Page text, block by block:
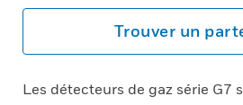
Trouver un
Les détecteurs de gaz série G7